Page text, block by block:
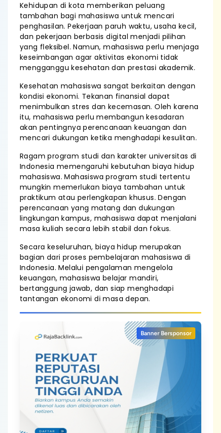
Kehidupan di kota memberikan peluang
tambahan bagi mahasiswa untuk mencari
penghasilan. Pekerjaan paruh waktu, usaha kecil,
dan pekerjaan berbasis digital menjadi pilihan
yang fleksibel. Namun, mahasiswa perlu menjaga
keseimbangan agar aktivitas ekonomi tidak
mengganggu kesehatan dan prestasi akademik.
Kesehatan mahasiswa sangat berkaitan dengan
kondisi ekonomi. Tekanan finansial dapat
menimbulkan stres dan kecemasan. Oleh karena
itu, mahasiswa perlu membangun kesadaran
akan pentingnya perencanaan keuangan dan
mencari dukungan ketika menghadapi kesulitan.
Ragam program studi dan karakter universitas di
Indonesia memengaruhi kebutuhan biaya hidup
mahasiswa. Mahasiswa program studi tertentu
mungkin memerlukan biaya tambahan untuk
praktikum atau perlengkapan khusus. Dengan
perencanaan yang matang dan dukungan
lingkungan kampus, mahasiswa dapat menjalani
masa kuliah secara lebih stabil dan fokus.
Secara keseluruhan, biaya hidup merupakan
bagian dari proses pembelajaran mahasiswa di
Indonesia. Melalui pengalaman mengelola
keuangan, mahasiswa belajar mandiri,
bertanggung jawab, dan siap menghadapi
tantangan ekonomi di masa depan.
Banner Bersponsor